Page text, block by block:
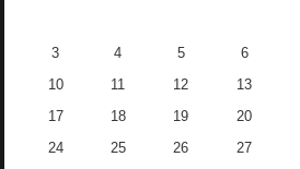
3 4 5 6
10 11 12 13
17 18 19 20
24 25 26 27